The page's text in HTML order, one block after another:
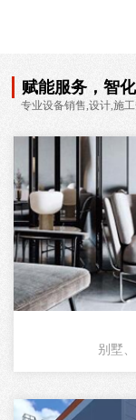
赋能服务，智
专业设备销售,设计,施
别墅